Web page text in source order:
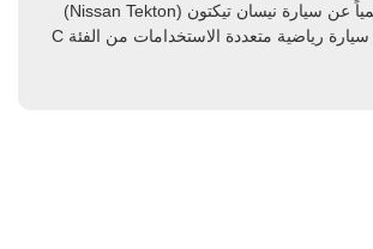
كشفت نيسان رسمياً عن سيارة نيسان تيكتون (Nissan Tekton)
الجديدة كلياً، وهي سيارة رياضية متعددة الاستخدامات من الفئة C